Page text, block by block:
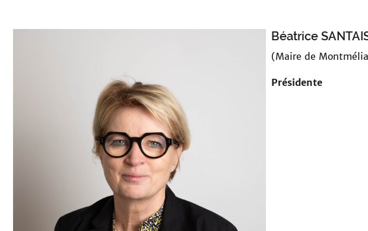
Béatrice
(Maire de
Présidente